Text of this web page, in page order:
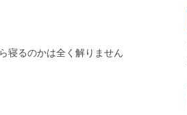
寝るのかは全く解りません